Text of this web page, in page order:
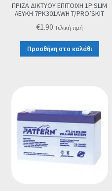
ΠΡΙΖΑ ΔΙΚΤΥΟΥ ΕΠΙΤΟΙΧΗ 1P SLIM
ΛΕΥΚΗ 7PK301AWH T/PRO’SKIT
€1.90 Τελική τιμή
Προσθήκη στο καλάθι